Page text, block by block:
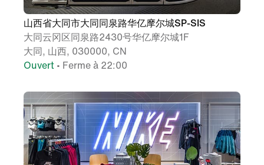
山西省大同市大同同泉路华亿摩尔城SP-SIS
大同云冈区同泉路2430号华亿摩尔城1F
大同, 山西, 030000, CN
Ouvert • Ferme à 22:00